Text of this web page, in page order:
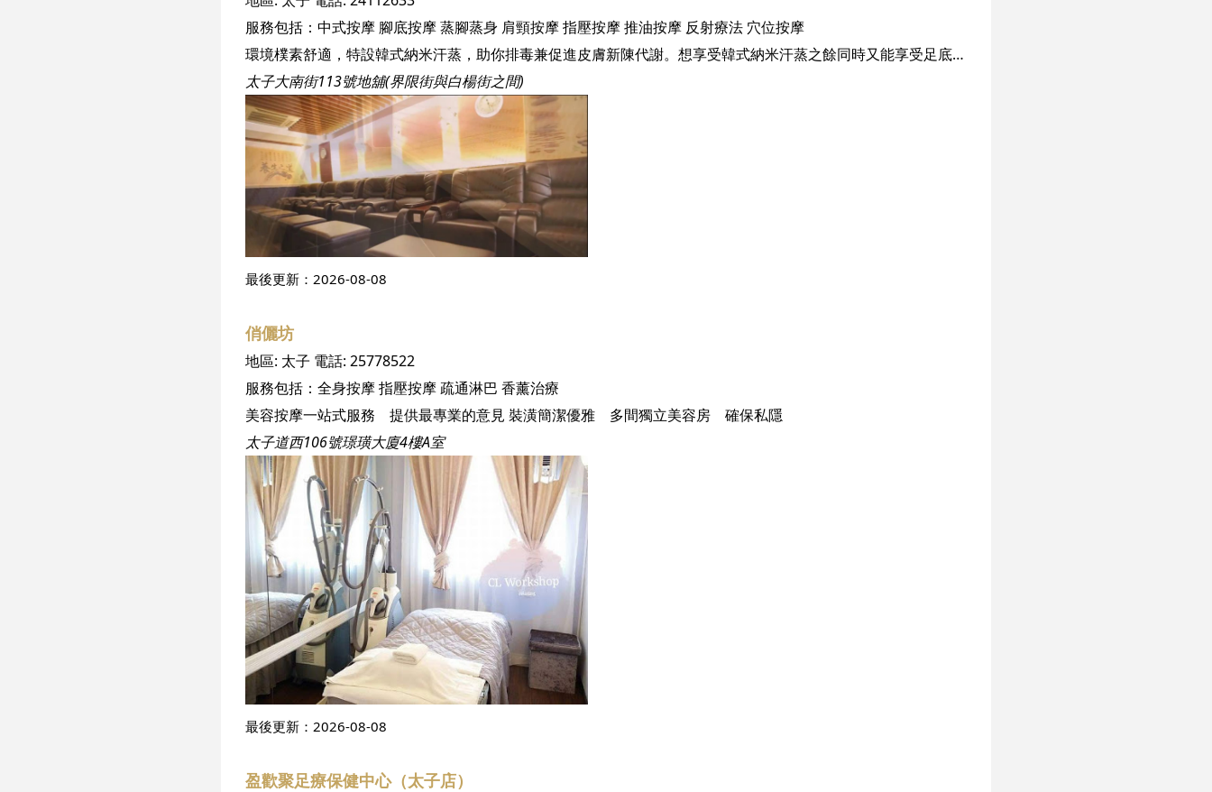
服務包括： 中式按摩 腳底按摩蒸腳蒸身 肩頸按摩指壓按摩推油按摩 反射療法 穴位按摩
環境樸素舒適，特設韓式納米汗蒸，助你排毒兼促進皮膚新陳代謝。想享受韓式納米汗蒸之餘同時又能享受足底按摩？ 盈歡聚 就會是你的一站式專業按摩美容護理好選擇！ 盈歡聚 提供的服務種類繁多，由招牌的韓式納米汗蒸，以至是足底保健、身體穴位保健等療程均應有盡有，讓客人不用四處奔走已能獲得最高享受！
太子大南街113號地舖(界限街與白楊街之間)
最後更新： 2026-08-08
俏儷坊
地區: 太子 電話: 25778522
服務包括： 全身按摩指壓按摩疏通淋巴 香薰治療
美容按摩一站式服務 提供最專業的意見 裝潢簡潔優雅 多間獨立美容房 確保私隱
太子道西106號璟璜大廈4樓A室
最後更新： 2026-08-08
盈歡聚足療保健中心（太子店）